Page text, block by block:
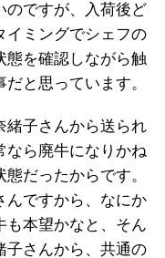
のですが、入荷後ど
イミングでシェフの
態を確認しながら触
と思っています。
緒子さんから送られ
なら廃牛になりかね
だったからです。
んですから、なにか
も本望かなと、そん
子さんから、共通の